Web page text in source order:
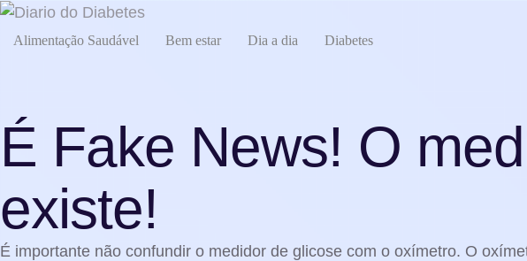
Alimentação Saudável Bem estar Dia a dia Diabetes
É Fake News! O
existe!
É importante não confundir o medidor de glicose com o oxímetro. O